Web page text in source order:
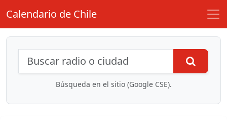
Calendario de Chile
Búsqueda de radios y contenidos
Búsqueda en el sitio (Google CSE).